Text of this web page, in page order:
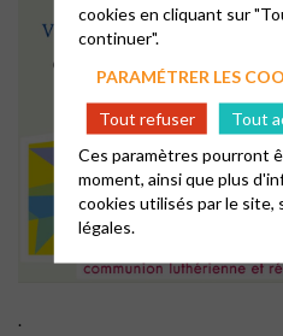
.
cookies en cliquant sur
continuer".
PARAMÉTRER LES
Tout refuser
Tout
Ces paramètres pourront
moment, ainsi que plus
cookies utilisés par le site,
légales.